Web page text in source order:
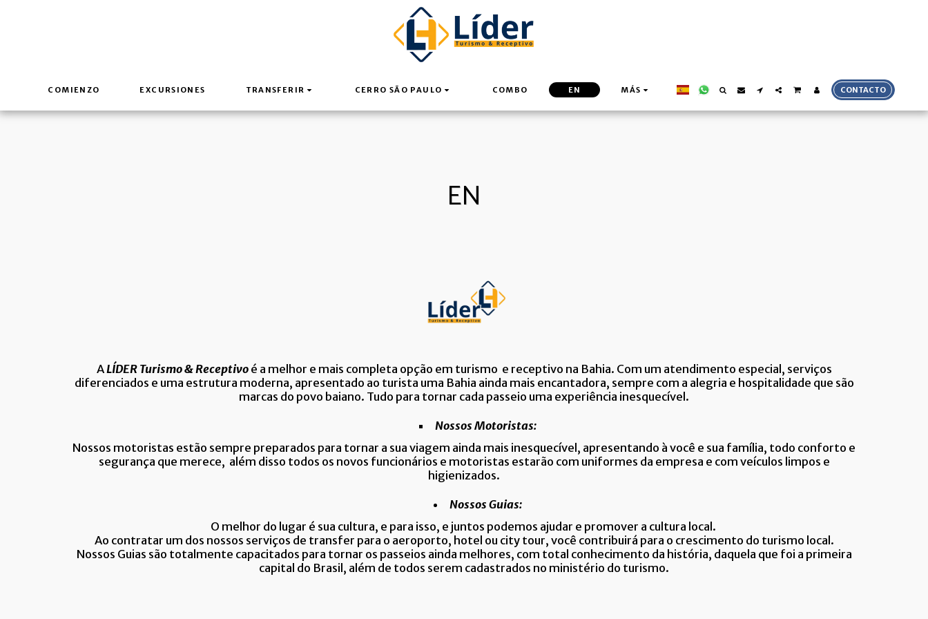
COMIENZO EXCURSIONES TRANSFERIR CERRO SÃO PAULO COMBO EN MÁS CONTACTO
EN
ALÍDER Turismo & Receptivoé a melhor e mais completa opção em turismo e receptivo na Bahia. Com um atendimento especial, serviços
diferenciados e uma estrutura moderna, apresentado ao turista uma Bahia ainda mais encantadora, sempre com a alegria e hospitalidade que são
marcas do povo baiano. Tudo para tornar cada passeio uma experiência inesquecível.
Nossos Motoristas:
Nossos motoristas estão sempre preparados para tornar a sua viagem ainda mais inesquecível, apresentando à você e sua família, todo conforto e
segurança que merece, além disso todos os novos funcionários e motoristas estarão com uniformes da empresa e com veículos limpos e
higienizados.
Nossos Guias:
O melhor do lugar é sua cultura, e para isso, e juntos podemos ajudar e promover a cultura local.
Ao contratar um dos nossos serviços de transfer para o aeroporto, hotel ou city tour, você contribuirá para o crescimento do turismo local.
Nossos Guias são totalmente capacitados para tornar os passeios ainda melhores, com total conhecimento da história, daquela que foi a primeira
capital do Brasil, além de todos serem cadastrados no ministério do turismo.